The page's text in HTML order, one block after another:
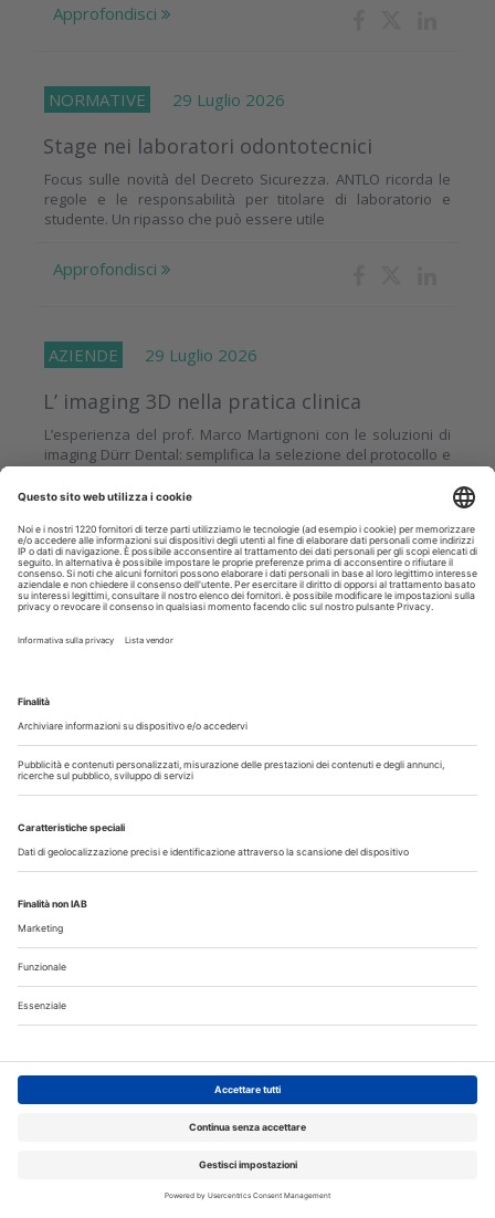
Approfondisci
NORMATIVE 29 Luglio 2026
Stage nei laboratori odontotecnici
Focus sulle novità del Decreto Sicurezza. ANTLO ricorda le
regole e le responsabilità per titolare di laboratorio e
studente. Un ripasso che può essere utile
Approfondisci
AZIENDE 29 Luglio 2026
L’ imaging 3D nella pratica clinica
L’esperienza del prof. Marco Martignoni con le soluzioni di
imaging Dürr Dental: semplifica la selezione del protocollo e
Approfondisci
APPROFONDIMENTI 28 Luglio 2026
esercizi orali e gli strumenti impiegati per misurarne l’impatto
sulle funzioni del cavo orale. Questi gli allenamenti da
insegnare...
Approfondisci
AI in odontoiatria: i dentisti la vogliono
per gestire lo studio, non per decidere le
cure
Negli Stati Uniti il 43,3% degli odontoiatri utilizza già strumenti
Approfondisci